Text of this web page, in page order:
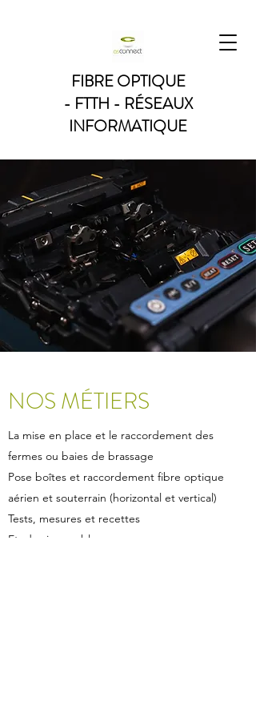
FIBRE OPTIQUE
- FTTH - RÉSEAUX
INFORMATIQUE
NOS MÉTIERS
La mise en place et le raccordement des
fermes ou baies de brassage
Pose boîtes et raccordement fibre optique
aérien et souterrain (horizontal et vertical)
Tests, mesures et recettes
Etudes immeubles